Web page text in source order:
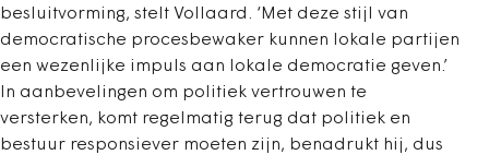
besluitvorming, stelt Vollaard. ‘Met deze stijl van
democratische procesbewaker kunnen lokale partijen
een wezenlijke impuls aan lokale democratie geven.’
In aanbevelingen om politiek vertrouwen te
versterken, komt regelmatig terug dat politiek en
bestuur responsiever moeten zijn, benadrukt hij, dus